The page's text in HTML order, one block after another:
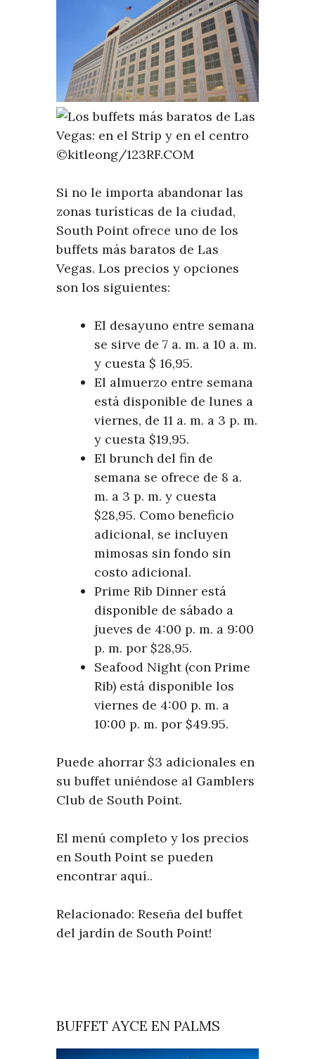
©kitleong/123RF.COM
Si no le importa abandonar las
zonas turísticas de la ciudad,
South Point ofrece uno de los
buffets más baratos de Las
Vegas. Los precios y opciones
son los siguientes:
El desayuno entre semana
se sirve de 7 a. m. a 10 a. m.
y cuesta $ 16,95.
El almuerzo entre semana
está disponible de lunes a
viernes, de 11 a. m. a 3 p. m.
y cuesta $19,95.
El brunch del fin de
semana se ofrece de 8 a.
m. a 3 p. m. y cuesta
$28,95. Como beneficio
adicional, se incluyen
mimosas sin fondo sin
costo adicional.
Prime Rib Dinner está
disponible de sábado a
jueves de 4:00 p. m. a 9:00
p. m. por $28,95.
Seafood Night (con Prime
Rib) está disponible los
viernes de 4:00 p. m. a
10:00 p. m. por $49.95.
Puede ahorrar $3 adicionales en
su buffet uniéndose al Gamblers
Club de South Point.
El menú completo y los precios
en South Point se pueden
encontrar aquí..
Relacionado: Reseña del buffet
del jardín de South Point!
BUFFET AYCE EN PALMS